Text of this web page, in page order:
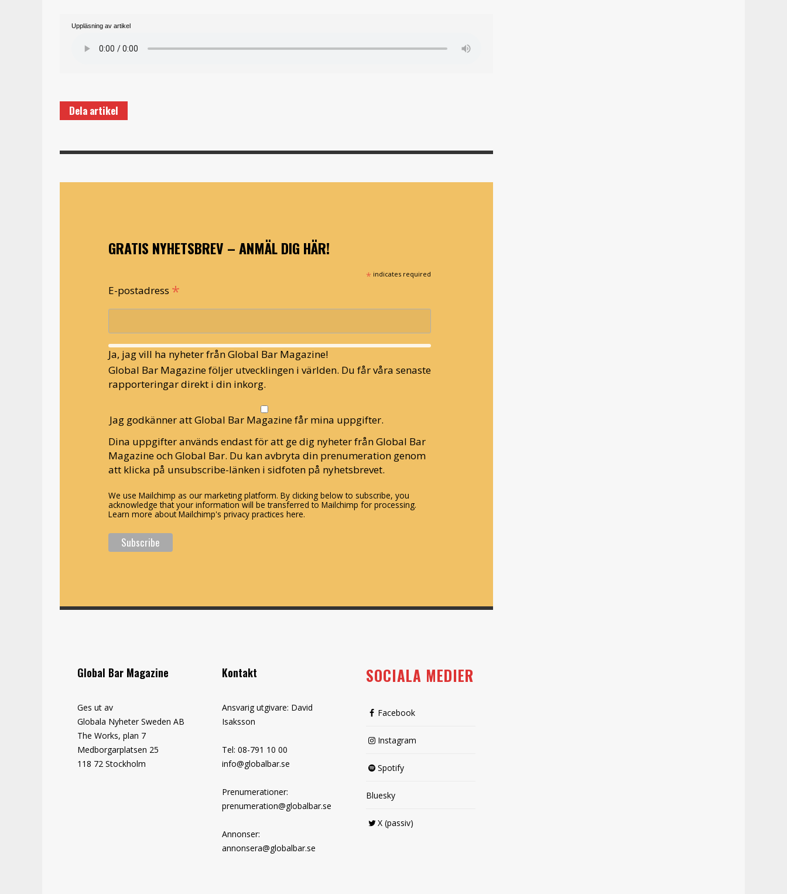
Uppläsning av artikel
Dela artikel
GRATIS NYHETSBREV – ANMÄL DIG HÄR!
* indicates required
E-postadress *
Ja, jag vill ha nyheter från Global Bar Magazine!
Global Bar Magazine följer utvecklingen i världen. Du får våra senaste
rapporteringar direkt i din inkorg.
Jag godkänner att Global Bar Magazine får mina uppgifter.
Dina uppgifter används endast för att ge dig nyheter från Global Bar
Magazine och Global Bar. Du kan avbryta din prenumeration genom
att klicka på unsubscribe-länken i sidfoten på nyhetsbrevet.
We use Mailchimp as our marketing platform. By clicking below to subscribe, you
acknowledge that your information will be transferred to Mailchimp for processing.
Learn more about Mailchimp's privacy practices here.
Global Bar Magazine
Ges ut av
Globala Nyheter Sweden AB
The Works, plan 7
Medborgarplatsen 25
118 72 Stockholm
Kontakt
Ansvarig utgivare: David
Isaksson
Tel: 08-791 10 00
info@globalbar.se
Prenumerationer:
prenumeration@globalbar.se
Annonser:
annonsera@globalbar.se
SOCIALA MEDIER
Facebook
Instagram
Spotify
Bluesky
X (passiv)